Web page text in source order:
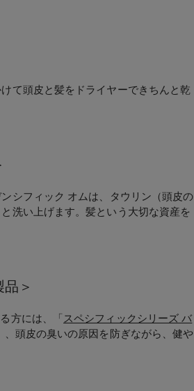
て頭皮と髪をドライヤーできちんと乾
シフィック オムは、タウリン（頭皮の
洗い上げます。髪という大切な資産を
＞
方には、「スペシフィックシリーズ バ
頭皮の臭いの原因を防ぎながら、健や